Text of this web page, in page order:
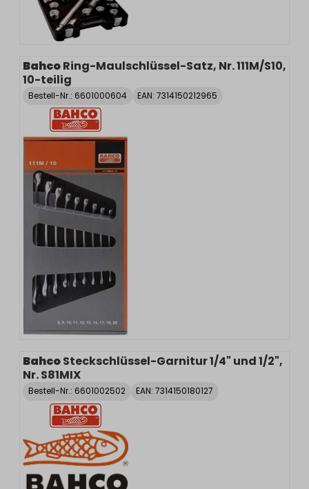
BahcoRing-Maulschlüssel-Satz, Nr. 111M/S10,
10-teilig
Bestell-Nr.: 6601000604 EAN: 7314150212965
BahcoSteckschlüssel-Garnitur 1/4" und 1/2",
Nr. S81MIX
Bestell-Nr.: 6601002502 EAN: 7314150180127